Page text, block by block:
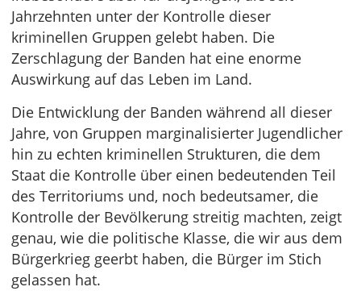
Jahrzehnten unter der Kontrolle dieser
kriminellen Gruppen gelebt haben. Die
Zerschlagung der Banden hat eine enorme
Auswirkung auf das Leben im Land.
Die Entwicklung der Banden während all dieser
Jahre, von Gruppen marginalisierter Jugendlicher
hin zu echten kriminellen Strukturen, die dem
Staat die Kontrolle über einen bedeutenden Teil
des Territoriums und, noch bedeutsamer, die
Kontrolle der Bevölkerung streitig machten, zeigt
genau, wie die politische Klasse, die wir aus dem
Bürgerkrieg geerbt haben, die Bürger im Stich
gelassen hat.